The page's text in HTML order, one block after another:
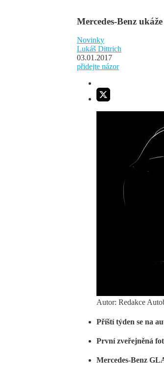
Mercedes-Benz
Novinky
Lukáš Dittrich
03.01.2017
přidejte názor
Autor: Redakce
Příští týden se na
První zveřejněná
Mercedes-Benz